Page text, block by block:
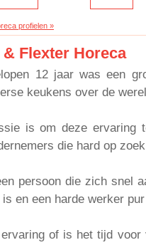
profielen »
Flexter Horeca
12 jaar was een
keukens over de
is om deze ervaring
die hard op
persoon die zich snel
is en een harde werker
of is het tijd voor